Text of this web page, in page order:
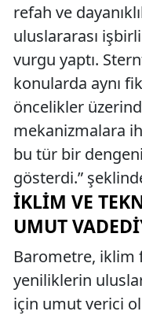
refah ve
uluslararası
vurgu yaptı.
konularda aynı
öncelikler
mekanizmalara
bu tür bir
gösterdi.”
İKLIM VE
UMUT
Barometre, iklim
yeniliklerin
için umut verici